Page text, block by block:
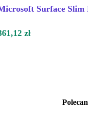
Surface Slim
zł